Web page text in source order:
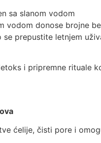
sa slanom vodom
vodom donose brojne
prepustite letnjem
i pripremne rituale
ćelije, čisti pore i